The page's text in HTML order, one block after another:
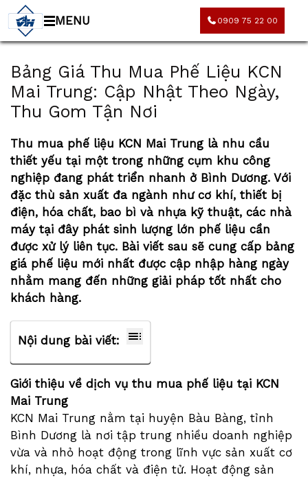
MENU 0909 75 22 00
Bảng Giá Thu Mua Phế Liệu KCN
Mai Trung: Cập Nhật Theo Ngày,
Thu Gom Tận Nơi
Thu mua phế liệu KCN Mai Trung là nhu cầu
thiết yếu tại một trong những cụm khu công
nghiệp đang phát triển nhanh ở Bình Dương. Với
đặc thù sản xuất đa ngành như cơ khí, thiết bị
điện, hóa chất, bao bì và nhựa kỹ thuật, các nhà
máy tại đây phát sinh lượng lớn phế liệu cần
được xử lý liên tục. Bài viết sau sẽ cung cấp bảng
giá phế liệu mới nhất được cập nhập hàng ngày
nhằm mang đến những giải pháp tốt nhất cho
khách hàng.
Nội dung bài viết:
Giới thiệu về dịch vụ thu mua phế liệu tại KCN
Mai Trung
KCN Mai Trung nằm tại huyện Bàu Bàng, tỉnh
Bình Dương là nơi tập trung nhiều doanh nghiệp
vừa và nhỏ hoạt động trong lĩnh vực sản xuất cơ
khí, nhựa, hóa chất và điện tử. Hoạt động sản